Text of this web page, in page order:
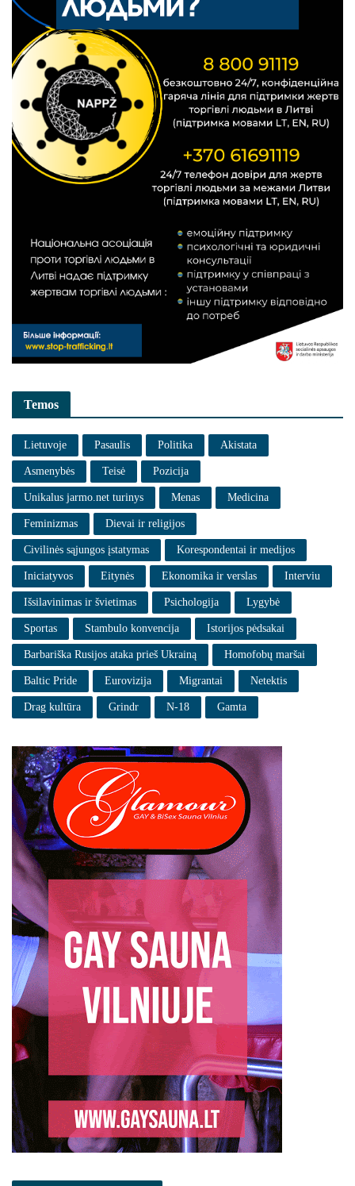
Temos
Lietuvoje Pasaulis Politika Akistata
Asmenybės Teisė Pozicija
Unikalus jarmo.net turinys Menas Medicina
Feminizmas Dievai ir religijos
Civilinės sąjungos įstatymas Korespondentai ir medijos
Iniciatyvos Eitynės Ekonomika ir verslas Interviu
Išsilavinimas ir švietimas Psichologija Lygybė
Sportas Stambulo konvencija Istorijos pėdsakai
Barbariška Rusijos ataka prieš Ukrainą Homofobų maršai
Baltic Pride Eurovizija Migrantai Netektis
Drag kultūra Grindr N-18 Gamta